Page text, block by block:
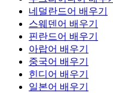
네덜란드어 배우기
스웨덴어 배우기
핀란드어 배우기
아랍어 배우기
중국어 배우기
힌디어 배우기
일본어 배우기